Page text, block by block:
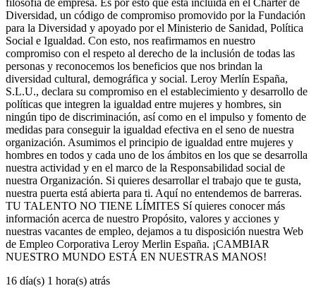
Diversidad, un código de compromiso promovido por la Fundación
para la Diversidad y apoyado por el Ministerio de Sanidad, Política
Social e Igualdad. Con esto, nos reafirmamos en nuestro
compromiso con el respeto al derecho de la inclusión de todas las
personas y reconocemos los beneficios que nos brindan la
diversidad cultural, demográfica y social. Leroy Merlín España,
S.L.U., declara su compromiso en el establecimiento y desarrollo de
políticas que integren la igualdad entre mujeres y hombres, sin
ningún tipo de discriminación, así como en el impulso y fomento de
medidas para conseguir la igualdad efectiva en el seno de nuestra
organización. Asumimos el principio de igualdad entre mujeres y
hombres en todos y cada uno de los ámbitos en los que se desarrolla
nuestra actividad y en el marco de la Responsabilidad social de
nuestra Organización. Si quieres desarrollar el trabajo que te gusta,
nuestra puerta está abierta para ti. Aquí no entendemos de barreras.
TU TALENTO NO TIENE LÍMITES Sí quieres conocer más
información acerca de nuestro Propósito, valores y acciones y
nuestras vacantes de empleo, dejamos a tu disposición nuestra Web
de Empleo Corporativa Leroy Merlin España. ¡CAMBIAR
NUESTRO MUNDO ESTÁ EN NUESTRAS MANOS!
16 día(s) 1 hora(s) atrás